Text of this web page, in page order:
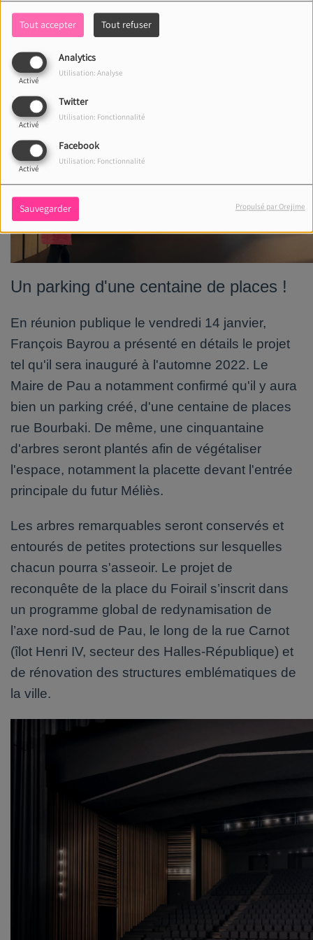
Tout accepter Tout refuser
Analytics
Activé
Utilisation: Analyse
Twitter
Activé
Utilisation: Fonctionnalité
Facebook
Activé
Utilisation: Fonctionnalité
Sauvegarder Propulsé par Orejime
Un parking d'une centaine de places !
En réunion publique le vendredi 14 janvier,
François Bayrou a présenté en détails le projet
tel qu'il sera inauguré à l'automne 2022. Le
Maire de Pau a notamment confirmé qu'il y aura
bien un parking créé, d'une centaine de places
rue Bourbaki. De même, une cinquantaine
d'arbres seront plantés afin de végétaliser
l'espace, notamment la placette devant l'entrée
principale du futur Méliès.
Les arbres remarquables seront conservés et
entourés de petites protections sur lesquelles
chacun pourra s'asseoir. Le projet de
reconquête de la place du Foirail s’inscrit dans
un programme global de redynamisation de
l’axe nord-sud de Pau, le long de la rue Carnot
(îlot Henri IV, secteur des Halles-République) et
de rénovation des structures emblématiques de
la ville.